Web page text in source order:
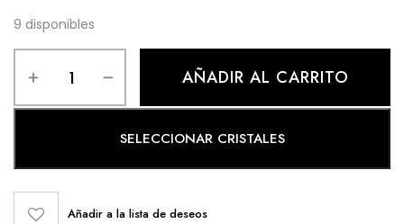
9 disponibles
AÑADIR AL CARRITO
SELECCIONAR CRISTALES
Añadir a la lista de deseos